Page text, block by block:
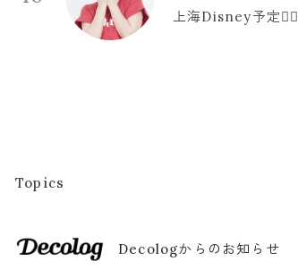
上海Disney予定🫪🩷
Topics
Decologからのお知らせ